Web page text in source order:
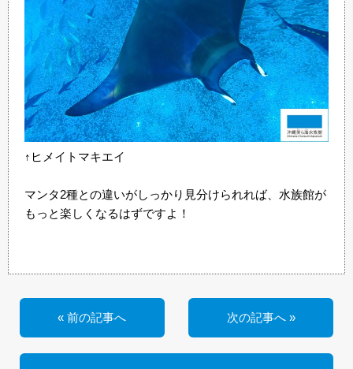
↑ヒメイトマキエイ
マンタ2種との違いがしっかり見分けられれば、水族館が
もっと楽しくなるはずですよ！
« 前の記事へ 次の記事へ »